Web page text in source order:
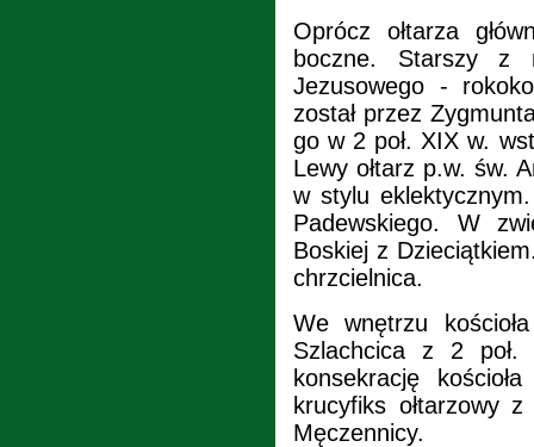
Oprócz ołtarza
boczne. Starszy z
Jezusowego -
został przez
go w 2 poł. XIX w.
Lewy ołtarz p.w. św.
w stylu
Padewskiego. W
Boskiej z
chrzcielnica.
We wnętrzu
Szlachcica z 2 poł.
konsekrację
krucyfiks ołtarzowy
Męczennicy.